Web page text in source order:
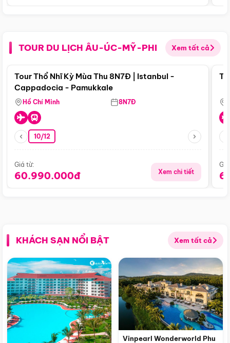
TOUR DU LỊCH ÂU-ÚC-MỸ-PHI Xem tất cả
Điểm nổi bật
Tour Thổ Nhĩ Kỳ Mùa Thu 8N7Đ | Istanbul -
Cappadocia - Pamukkale
Hồ Chí Minh 8N7Đ
10/12
Giá từ:
60.990.000đ Xem chi tiết
KHÁCH SẠN NỔI BẬT Xem tất cả
Vinpearl Wonderworld Phu